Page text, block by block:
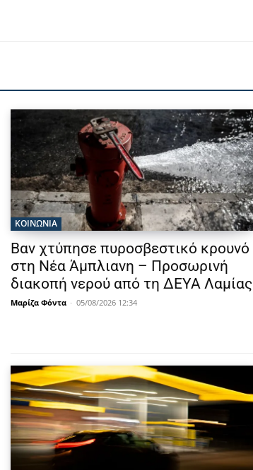
ΚΟΙΝΩΝΙΑ
Βαν χτύπησε πυροσβεστικό κρουνό
στη Νέα Άμπλιανη – Προσωρινή
διακοπή νερού από τη ΔΕΥΑ Λαμίας
Μαρίζα Φόντα - 05/08/2026 12:34